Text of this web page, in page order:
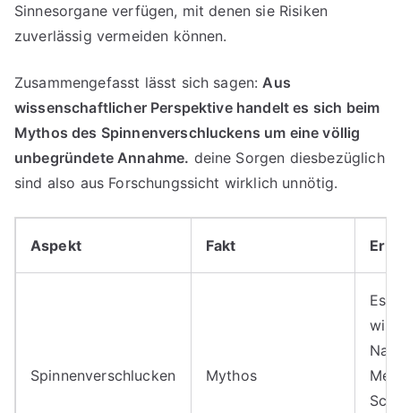
Sinnesorgane verfügen, mit denen sie Risiken
zuverlässig vermeiden können.
Zusammengefasst lässt sich sagen: Aus
wissenschaftlicher Perspektive handelt es sich beim
Mythos des Spinnenverschluckens um eine völlig
unbegründete Annahme. deine Sorgen diesbezüglich
sind also aus Forschungssicht wirklich unnötig.
Aspekt Fakt
Spinnenverschlucken Mythos
Es